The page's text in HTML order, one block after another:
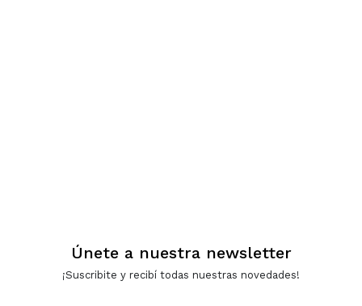
Únete a nuestra newsletter
¡Suscribite y recibí todas nuestras novedades!